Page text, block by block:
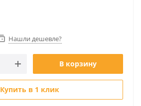
Нашли дешевле?
В корзину
Купить в 1 клик